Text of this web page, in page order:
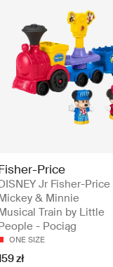
Price
Jr Fisher-Price
& Minnie
Train by Little
- Pociąg
ONE SIZE
zł